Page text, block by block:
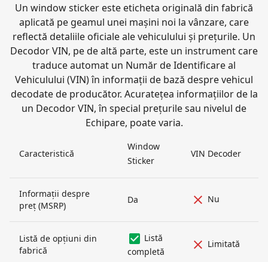
Un window sticker este eticheta originală din fabrică
aplicată pe geamul unei mașini noi la vânzare, care
reflectă detaliile oficiale ale vehiculului și prețurile. Un
Decodor VIN, pe de altă parte, este un instrument care
traduce automat un Număr de Identificare al
Vehiculului (VIN) în informații de bază despre vehicul
decodate de producător. Acuratețea informațiilor de la
un Decodor VIN, în special prețurile sau nivelul de
Echipare, poate varia.
Caracteristică
Window
Sticker
VIN Decoder
Informații despre
preț (MSRP)
Da Nu
Listă de opțiuni din
fabrică
Listă
completă
Limitată